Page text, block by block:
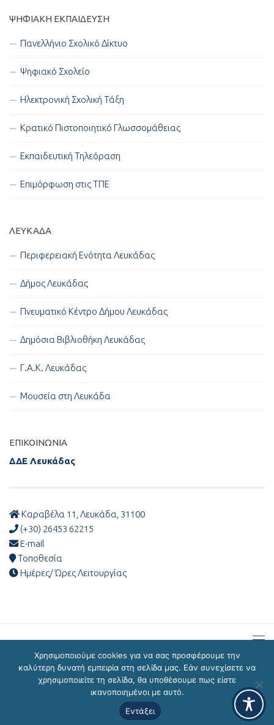
ΨΗΦΙΑΚΉ ΕΚΠΑΊΔΕΥΣΗ
Πανελλήνιο Σχολικό Δίκτυο
Ψηφιακό Σχολείο
Ηλεκτρονική Σχολική Τάξη
Κρατικό Πιστοποιητικό Γλωσσομάθειας
Εκπαιδευτική Τηλεόραση
Επιμόρφωση στις ΤΠΕ
ΛΕΥΚΑΔΑ
Περιφερειακή Ενότητα Λευκάδας
Δήμος Λευκάδας
Πνευματικό Κέντρο Δήμου Λευκάδας
Δημόσια Βιβλιοθήκη Λευκάδας
Γ.Α.Κ. Λευκάδας
Μουσεία στη Λευκάδα
ΕΠΙΚΟΙΝΩΝΊΑ
ΔΔΕ Λευκάδας
Καραβέλα 11, Λευκάδα, 31100
(+30) 26453 62215
E-mail
Τοποθεσία
Ημέρες/ Ώρες Λειτουργίας
ΔΔΕ Λευκάδας © 2026
Χρησιμοποιούμε cookies για να σας προσφέρουμε την
καλύτερη δυνατή εμπειρία στη σελίδα μας. Εάν συνεχίσετε να
χρησιμοποιείτε τη σελίδα, θα υποθέσουμε πως είστε
ικανοποιημένοι με αυτό.
Εντάξει